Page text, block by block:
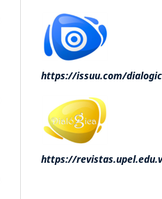
https://issuu.com/
https://